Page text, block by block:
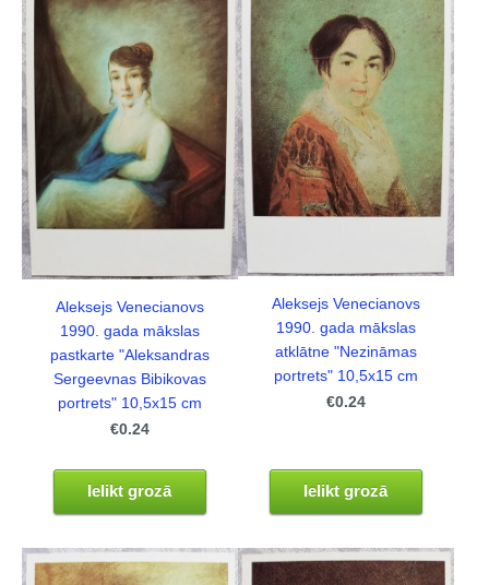
Aleksejs Venecianovs
1990. gada mākslas
pastkarte "Aleksandras
Sergeevnas Bibikovas
portrets" 10,5x15 cm
€0.24
Ielikt grozā
Aleksejs Venecianovs
1990. gada mākslas
atklātne "Nezināmas
portrets" 10,5x15 cm
€0.24
Ielikt grozā